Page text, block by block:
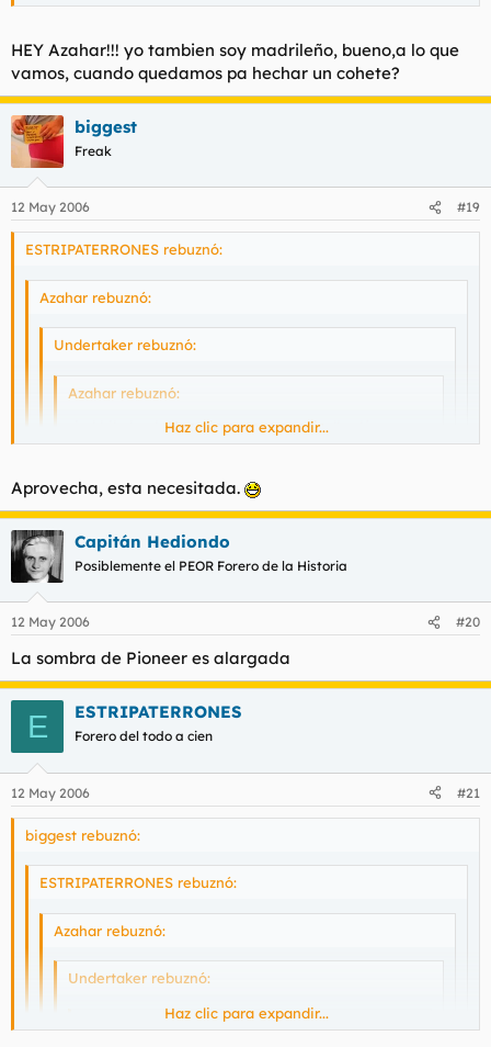
Disculpe usted señor Undertaker, es que soy madrileña o gata
que es lo mismo y claro a veces se me escapan estas cosas del
leismo y el laismo.
HEY Azahar!!! yo tambien soy madrileño, bueno,a lo que
vamos, cuando quedamos pa hechar un cohete?
biggest
Freak
12 May 2006 #19
ESTRIPATERRONES rebuznó:
Azahar rebuznó:
Undertaker rebuznó:
Azahar rebuznó:
si el hilo le abres para meterse con gallardón
Haz clic para expandir...
¿PERO QUÉ MIERDA ES ÉSTA?
Haz clic para expandir...
Disculpe usted señor Undertaker, es que soy madrileña o
gata que es lo mismo y claro a veces se me escapan estas
cosas del leismo y el laismo.
HEY Azahar!!! yo tambien soy madrileño, bueno,a lo que vamos,
cuando quedamos pa hechar un cohete?
Haz clic para expandir...
Aprovecha, esta necesitada.
Capitán Hediondo
Posiblemente el PEOR Forero de la Historia
12 May 2006 #20
La sombra de Pioneer es alargada
E ESTRIPATERRONES
Forero del todo a cien
12 May 2006 #21
biggest rebuznó:
ESTRIPATERRONES rebuznó:
Azahar rebuznó:
Undertaker rebuznó:
Azahar rebuznó:
Haz clic para expandir...